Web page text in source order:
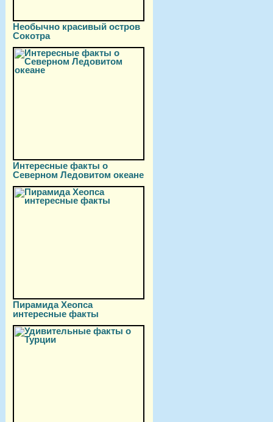
Необычно красивый остров
Сокотра
Интересные факты о
Северном Ледовитом океане
Пирамида Хеопса
интересные факты